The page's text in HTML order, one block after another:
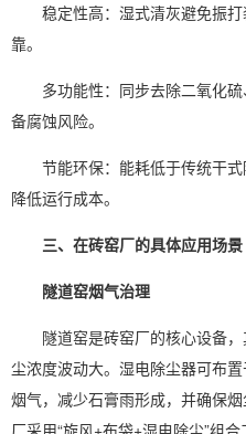
稳定性高：湿式清灰避免振
靠。
多功能性：同步去除二氧化
备腐蚀风险。
节能环保：能耗低于传统干
降低运行成本。
三、在砖窑厂的具体应用场景
隧道窑烟气治理
隧道窑是砖窑厂的核心设备
尘浓度波动大。湿电除尘器可布
烟气，减少石膏雨形成，并确保